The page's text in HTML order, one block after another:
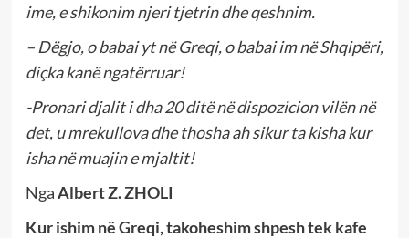
ime, e shikonim njeri tjetrin dhe qeshnim.
– Dëgjo, o babai yt në Greqi, o babai im në Shqipëri,
diçka kanë ngatërruar!
-Pronari djalit i dha 20 ditë në dispozicion vilën në
det, u mrekullova dhe thosha ah sikur ta kisha kur
isha në muajin e mjaltit!
NgaAlbert Z. ZHOLI
Kur ishim në Greqi, takoheshim shpesh tek kafe